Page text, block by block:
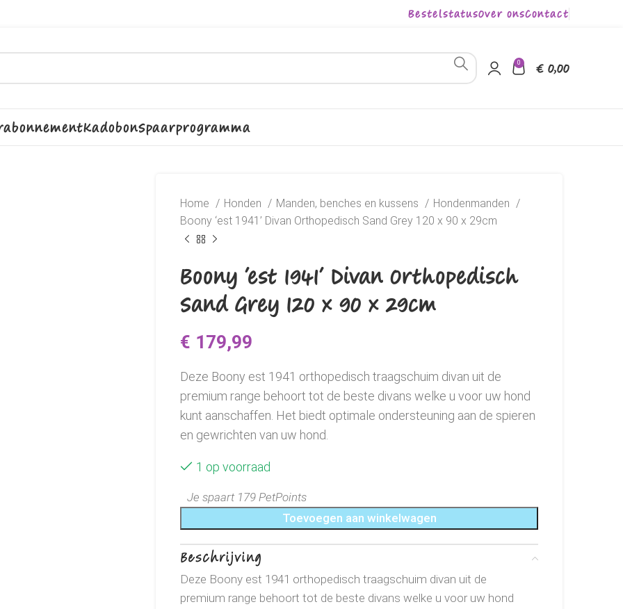
BestelstatusOver onsContact
0 € 0,00
KadobonSpaarprogramma
Home Honden Manden, benches en kussens
Hondenmanden
Boony ‘est 1941’ Divan Orthopedisch Sand Grey 120 x 90 x 29cm
Boony ‘est 1941’ Divan Orthopedisch
Sand Grey 120 x 90 x 29cm
€ 179,99
Deze Boony est 1941 orthopedisch traagschuim divan uit de
premium range behoort tot de beste divans welke u voor uw hond
kunt aanschaffen. Het biedt optimale ondersteuning aan de spieren
en gewrichten van uw hond.
1 op voorraad
Je spaart 179 PetPoints
Toevoegen aan winkelwagen
Beschrijving
Deze Boony est 1941 orthopedisch traagschuim divan uit de
premium range behoort tot de beste divans welke u voor uw hond